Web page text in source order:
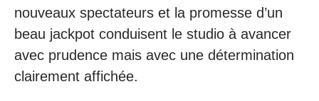
nouveaux spectateurs et la promesse d’un
beau jackpot conduisent le studio à avancer
avec prudence mais avec une détermination
clairement affichée.